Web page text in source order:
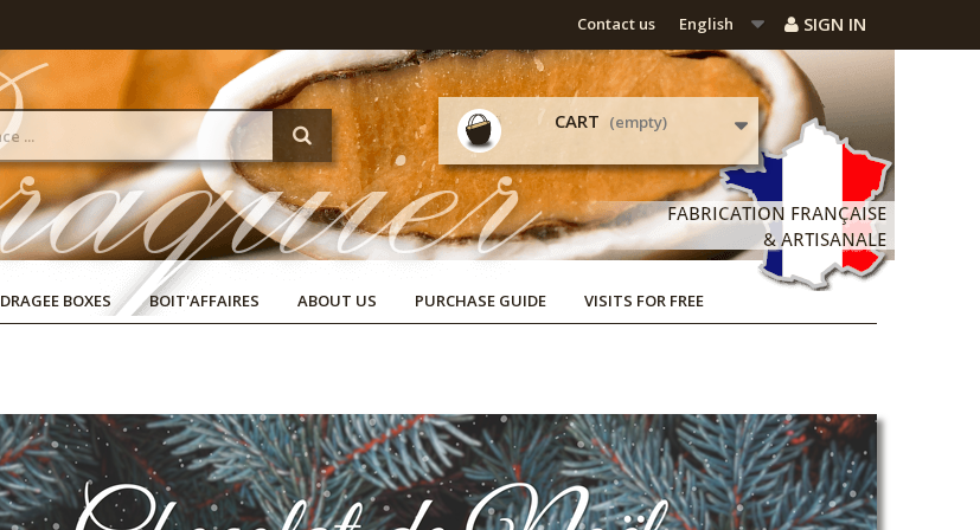
SIGN IN
English
Contact us
CART (empty)
DRAGEE BOXES BOIT'AFFAIRES ABOUT US PURCHASE GUIDE VISITS FOR FREE